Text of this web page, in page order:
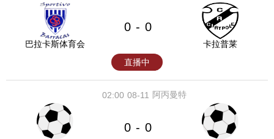
巴拉卡斯体育会
0 - 0
卡拉普莱
直播中
08-11
02:00 阿丙曼特
0 - 0